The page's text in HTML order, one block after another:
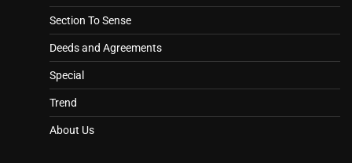
Section To Sense
Deeds and Agreements
Special
Trend
About Us